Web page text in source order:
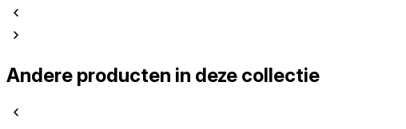
Andere producten in deze collectie